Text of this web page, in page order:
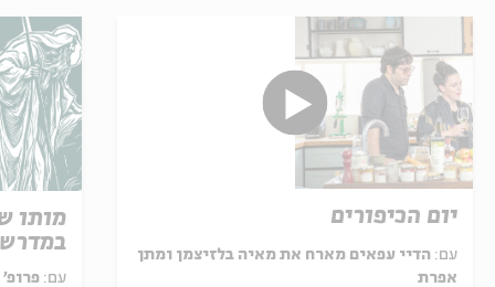
יום הכיפורים
עם: הדיי עפאים מארח את מאיה בלזיצמן ומתן
אפרת
מותו
עם: פרופ' אביגדור שנאן